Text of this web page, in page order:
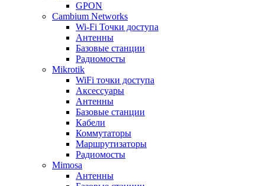
GPON
Cambium Networks
Wi-Fi Точки доступа
Антенны
Базовые станции
Радиомосты
Mikrotik
WiFi точки доступа
Аксессуары
Антенны
Базовые станции
Кабели
Коммутаторы
Маршрутизаторы
Радиомосты
Mimosa
Антенны